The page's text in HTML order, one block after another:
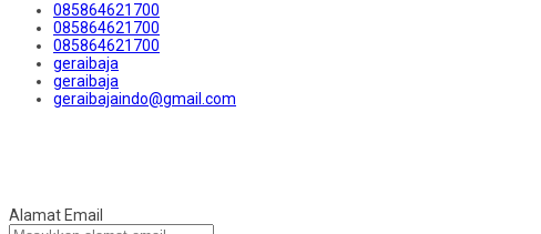
085864621700
085864621700
085864621700
geraibaja
geraibaja
geraibajaindo@gmail.com
Alamat Email